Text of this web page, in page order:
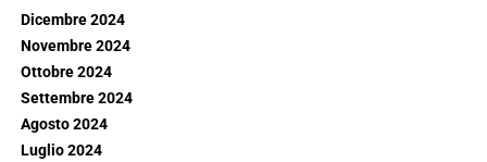
Dicembre 2024
Novembre 2024
Ottobre 2024
Settembre 2024
Agosto 2024
Luglio 2024